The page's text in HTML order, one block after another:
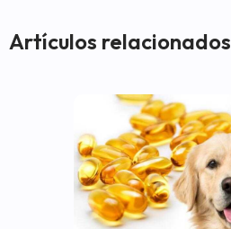
Artículos relacionados